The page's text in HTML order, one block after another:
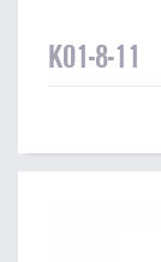
K01-8-11